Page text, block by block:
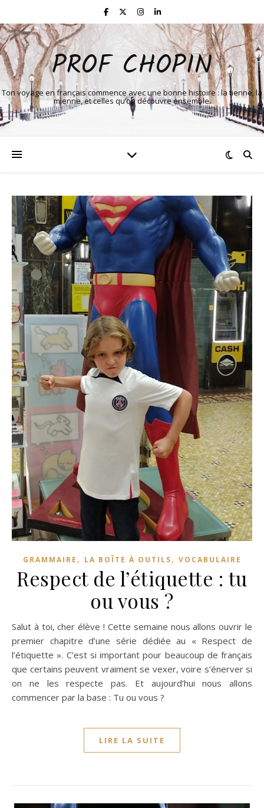
PROF CHOPIN
Ton voyage en français commence avec une bonne histoire : la tienne, la
mienne, et celles qu’on découvre ensemble.
GRAMMAIRE , LA BOÎTE À OUTILS, VOCABULAIRE
Respect de l’étiquette : tu
ou vous ?
Salut à toi, cher élève ! Cette semaine nous allons ouvrir le
premier chapitre d’une série dédiée au « Respect de
l’étiquette ». C’est si important pour beaucoup de français
que certains peuvent vraiment se vexer, voire s’énerver si
on ne les respecte pas. Et aujourd’hui nous allons
commencer par la base : Tu ou vous ?
LIRE LA SUITE